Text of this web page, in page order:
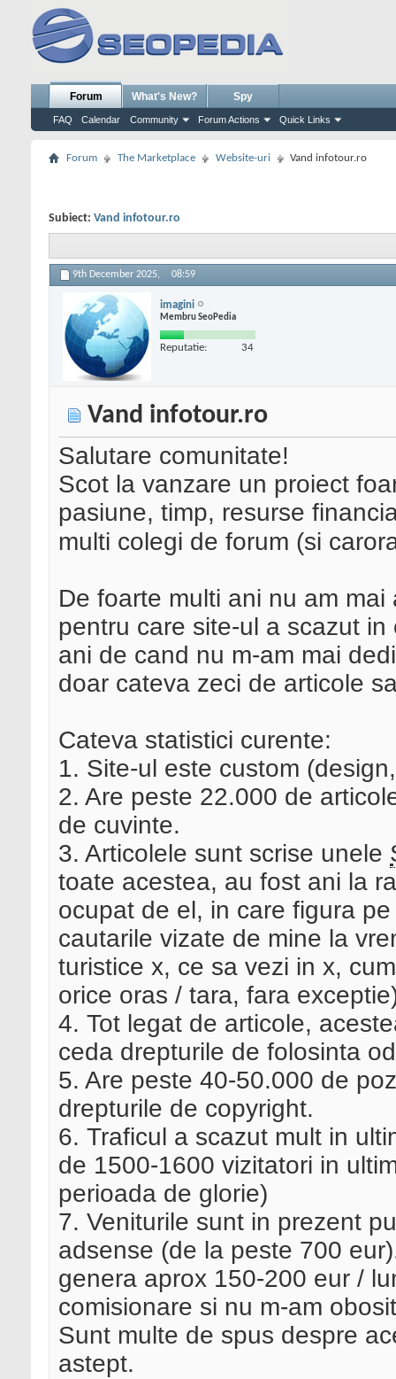
Forum
FAQ Calendar Community Forum Actions Quick Links
What's New? Spy
Forum The Marketplace Website-uri Vand infotour.ro
Subiect: Vand infotour.ro
9th December 2025, 08:59
imagini
Membru SeoPedia
Reputatie: 34
Vand infotour.ro
Salutare comunitate!
Scot la vanzare un proiect
pasiune, timp, resurse
multi colegi de forum (si
De foarte multi ani nu am
pentru care site-ul a scazut
ani de cand nu m-am mai
doar cateva zeci de articole
Cateva statistici curente:
1. Site-ul este custom
2. Are peste 22.000 de
de cuvinte.
3. Articolele sunt scrise unele
toate acestea, au fost ani la
ocupat de el, in care figura
cautarile vizate de mine la
turistice x, ce sa vezi in x,
orice oras / tara, fara
4. Tot legat de articole,
ceda drepturile de folosinta
5. Are peste 40-50.000 de
drepturile de copyright.
6. Traficul a scazut mult in
de 1500-1600 vizitatori in
perioada de glorie)
7. Veniturile sunt in prezent
adsense (de la peste 700
genera aprox 150-200 eur /
comisionare si nu m-am
Sunt multe de spus despre
astept.